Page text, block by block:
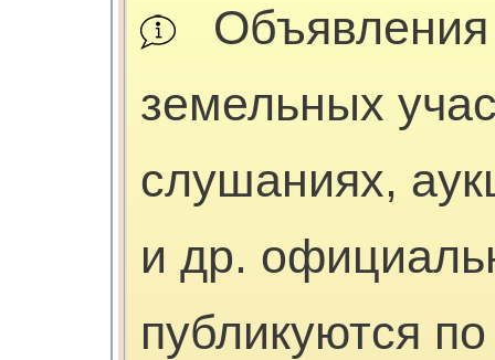
земельных
слушаниях,
и др.
публикуются